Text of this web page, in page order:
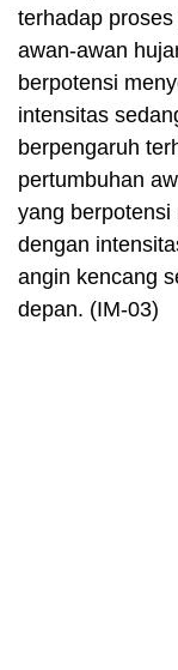
terhadap
awan-awan
berpotensi
intensitas
berpengaruh
pertumbuhan
yang berpotensi
dengan
angin kencang
depan. (IM-03)